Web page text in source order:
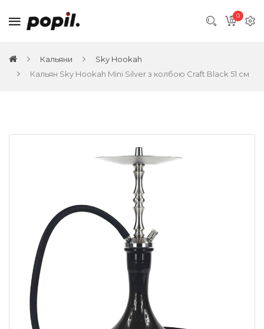
0
Кальяни
Sky Hookah
Кальян Sky Hookah Mini Silver з колбою Craft Black 51 см